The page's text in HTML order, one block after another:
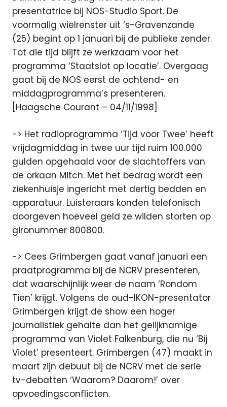
presentatrice bij NOS-Studio Sport. De
voormalig wielrenster uit ‘s-Gravenzande
(25) begint op 1 januari bij de publieke zender.
Tot die tijd blijft ze werkzaam voor het
programma ‘Staatslot op locatie’. Overgaag
gaat bij de NOS eerst de ochtend- en
middagprogramma’s presenteren.
[Haagsche Courant – 04/11/1998]
-> Het radioprogramma ‘Tijd voor Twee’ heeft
vrijdagmiddag in twee uur tijd ruim 100.000
gulden opgehaald voor de slachtoffers van
de orkaan Mitch. Met het bedrag wordt een
ziekenhuisje ingericht met dertig bedden en
apparatuur. Luisteraars konden telefonisch
doorgeven hoeveel geld ze wilden storten op
gironummer 800800.
-> Cees Grimbergen gaat vanaf januari een
praatprogramma bij de NCRV presenteren,
dat waarschijnlijk weer de naam ‘Rondom
Tien’ krijgt. Volgens de oud-IKON-presentator
Grimbergen krijgt de show een hoger
journalistiek gehalte dan het gelijknamige
programma van Violet Falkenburg, die nu ‘Bij
Violet’ presenteert. Grimbergen (47) maakt in
maart zijn debuut bij de NCRV met de serie
tv-debatten ‘Waarom? Daarom!’ over
opvoedingsconflicten.